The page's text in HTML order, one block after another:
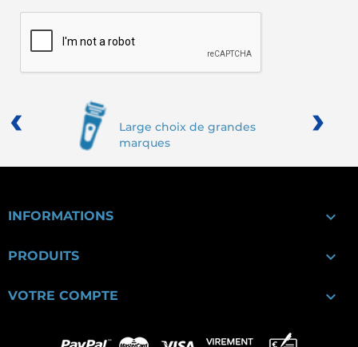
Large choix de grandes
marques
‹ ›
INFORMATIONS 
PRODUITS 
VOTRE COMPTE 